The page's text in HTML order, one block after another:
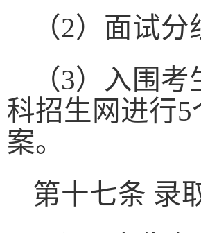
（2）面试分
（3）入围考
科招生网进行5
案。
第十七条 录